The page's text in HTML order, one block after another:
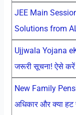
JEE Main
Solutions from
Ujjwala Yojana
जरूरी सूचना! ऐसे करें
New Family
अधिकार और क्या हट